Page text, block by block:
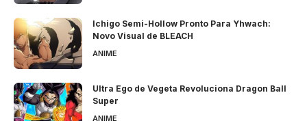
Ichigo Semi-Hollow Pronto Para Yhwach:
Novo Visual de BLEACH
ANIME
Ultra Ego de Vegeta Revoluciona Dragon Ball
Super
ANIME